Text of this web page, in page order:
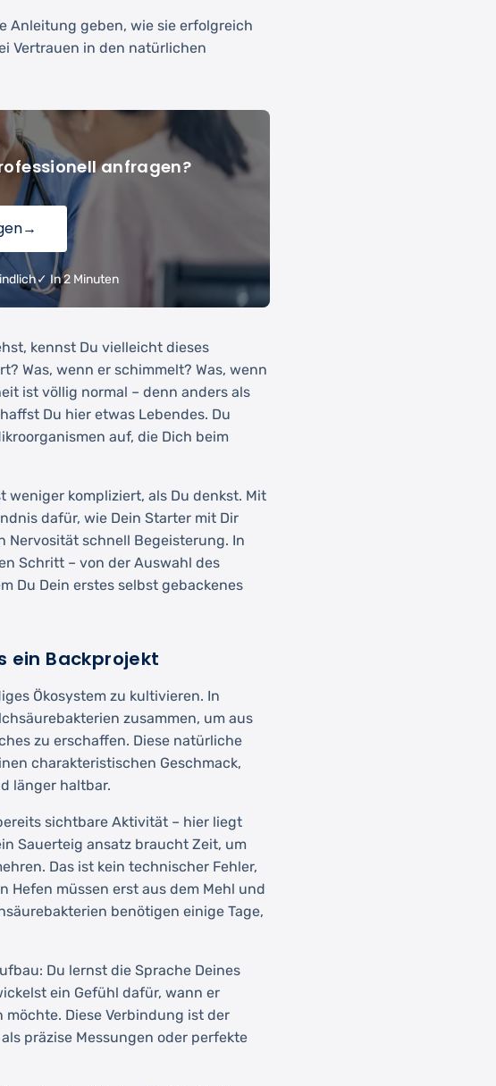
Anleitung geben, wie sie erfolgreich
Vertrauen in den natürlichen
anfragen?
→
✓ In 2 Minuten
kennst Du vielleicht dieses
Was, wenn er schimmelt? Was, wenn
ist völlig normal – denn anders als
Du hier etwas Lebendes. Du
auf, die Dich beim
weniger kompliziert, als Du denkst. Mit
dafür, wie Dein Starter mit Dir
Nervosität schnell Begeisterung. In
Schritt – von der Auswahl des
Du Dein erstes selbst gebackenes
ein Backprojekt
Ökosystem zu kultivieren. In
zusammen, um aus
zu erschaffen. Diese natürliche
charakteristischen Geschmack,
länger haltbar.
sichtbare Aktivität – hier liegt
Sauerteig ansatz braucht Zeit, um
Das ist kein technischer Fehler,
Hefen müssen erst aus dem Mehl und
benötigen einige Tage,
Du lernst die Sprache Deines
ein Gefühl dafür, wann er
Diese Verbindung ist der
präzise Messungen oder perfekte